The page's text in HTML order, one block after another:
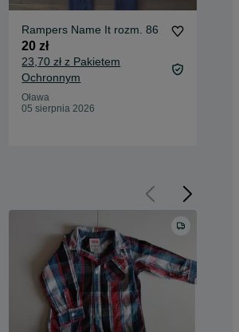
Rampers Name It rozm. 86
20 zł
23,70 zł z Pakietem
Ochronnym
Oława
05 sierpnia 2026